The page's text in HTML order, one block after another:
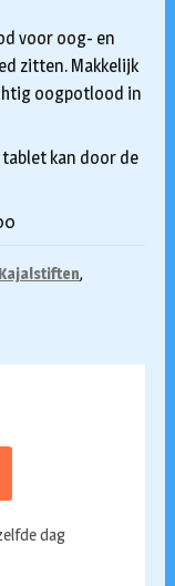
voor oog- en
zitten. Makkelijk
oogpotlood in
kan door de
,
dag